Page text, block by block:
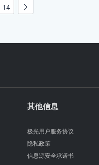
14
其他信息
极光用户服务协议
隐私政策
信息源安全承诺书